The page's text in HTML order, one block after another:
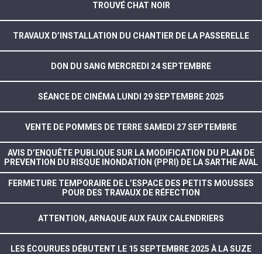
TROUVÉ CHAT NOIR
TRAVAUX D’INSTALLATION DU CHANTIER DE LA PASSERELLE
DON DU SANG MERCREDI 24 SEPTEMBRE
SÉANCE DE CINÉMA LUNDI 29 SEPTEMBRE 2025
VENTE DE POMMES DE TERRE SAMEDI 27 SEPTEMBRE
AVIS D’ENQUÊTE PUBLIQUE SUR LA MODIFICATION DU PLAN DE
PREVENTION DU RISQUE INONDATION (PPRI) DE LA SARTHE AVAL
FERMETURE TEMPORAIRE DE L’ESPACE DES PETITS MOUSSES
POUR DES TRAVAUX DE RÉFECTION
ATTENTION, ARNAQUE AUX FAUX CALENDRIERS
LES ÉCOURUES DÉBUTENT LE 15 SEPTEMBRE 2025 À LA SUZE